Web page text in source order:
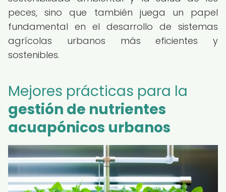
peces, sino que también juega un papel
fundamental en el desarrollo de sistemas
agrícolas urbanos más eficientes y
sostenibles.
Mejores prácticas para la
gestión de nutrientes
acuapónicos urbanos